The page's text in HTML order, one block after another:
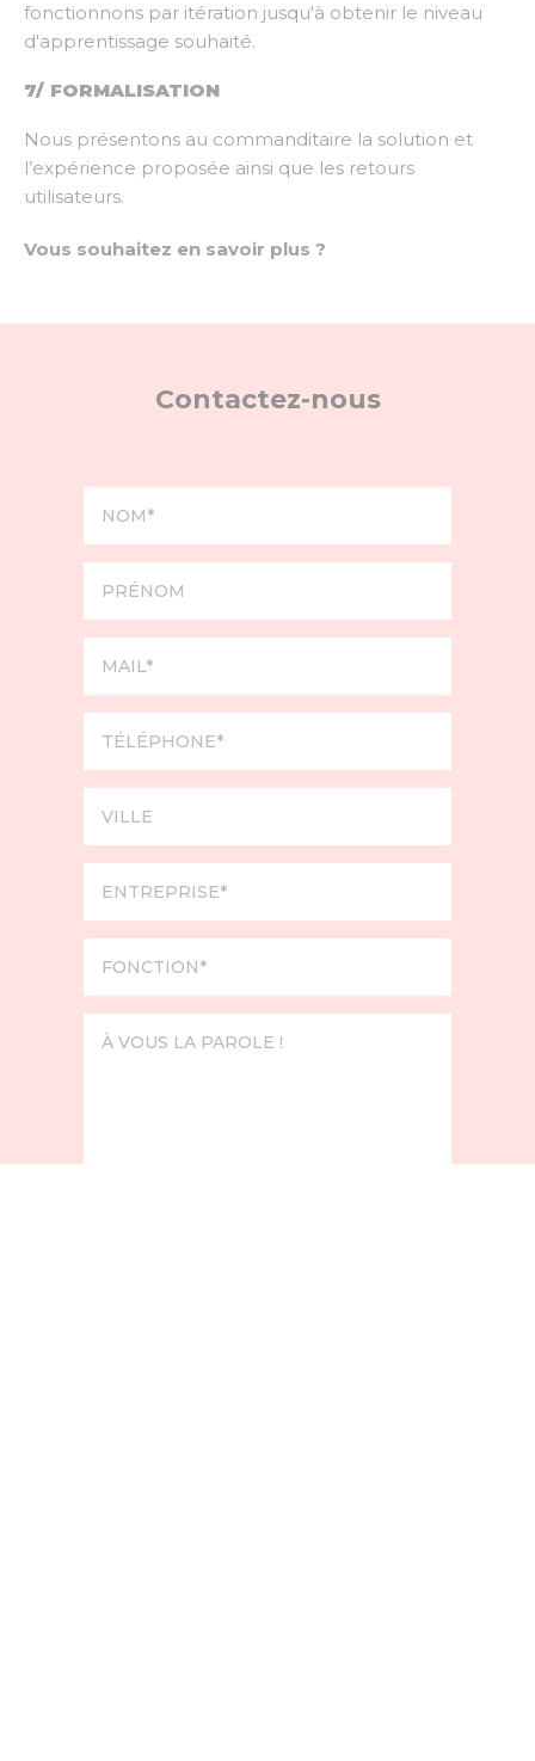
fonctionnons par itération jusqu'à obtenir le niveau
d'apprentissage souhaité.
7/ FORMALISATION
Nous présentons au commanditaire la solution et
l’expérience proposée ainsi que les retours
utilisateurs.
Vous souhaitez en savoir plus ?
Contactez-nous